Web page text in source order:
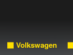
Volkswagen